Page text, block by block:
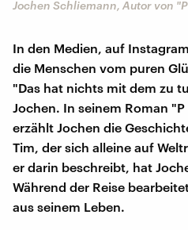
Jochen Schliemann, Autor von
In den Medien, auf
die Menschen vom puren
"Das hat nichts mit dem zu
Jochen. In seinem Roman
erzählt Jochen die
Tim, der sich alleine auf
er darin beschreibt, hat
Während der Reise
aus seinem Leben.